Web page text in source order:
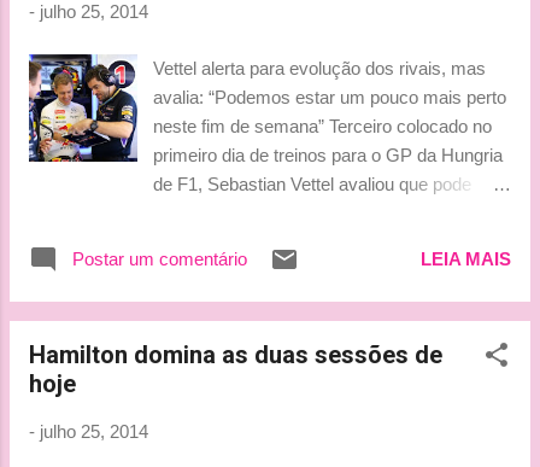
earlier than planned. The telemetry didn’t
show any problem on the car, so I hope that
the next two days.” See more at:
http://formula1.ferrari.com/news/hungarian-
detail#sthash.YgdfH8w2.dpuf Não foi de tudo
vai acontecer e...
- julho 25, 2014
Vettel alerta para evolução dos rivais, mas
avalia: “Podemos estar um pouco mais perto
neste fim de semana” Terceiro colocado no
primeiro dia de treinos para o GP da Hungria
de F1, Sebastian Vettel avaliou que pode
entretanto, para a evolução das rivais
Sebastian Vettel fechou o primeiro dia de
terceira colocação. O germânico cravou
Postar um comentário LEIA MAIS
Hamilton domina as duas sessões de
hoje
- julho 25, 2014